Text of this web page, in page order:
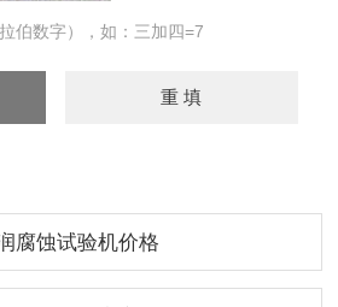
伯数字），如：三加四=7
腐蚀试验机价格